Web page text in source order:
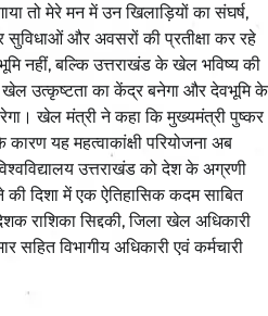
तो मेरे मन में उन खिलाड़ियों का संघर्ष,
और अवसरों की प्रतीक्षा कर रहे
नहीं, बल्कि उत्तराखंड के खेल भविष्य की
उत्कृष्टता का केंद्र बनेगा और देवभूमि के
खेल मंत्री ने कहा कि मुख्यमंत्री पुष्कर
यह महत्वाकांक्षी परियोजना अब
उत्तराखंड को देश के अग्रणी
दिशा में एक ऐतिहासिक कदम साबित
राशिका सिद्दकी, जिला खेल अधिकारी
सहित विभागीय अधिकारी एवं कर्मचारी